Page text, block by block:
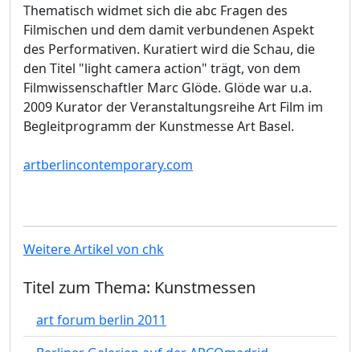
Thematisch widmet sich die abc Fragen des
Filmischen und dem damit verbundenen Aspekt
des Performativen. Kuratiert wird die Schau, die
den Titel "light camera action" trägt, von dem
Filmwissenschaftler Marc Glöde. Glöde war u.a.
2009 Kurator der Veranstaltungsreihe Art Film im
Begleitprogramm der Kunstmesse Art Basel.
artberlincontemporary.com
Weitere Artikel von chk
Titel zum Thema: Kunstmessen
art forum berlin 2011